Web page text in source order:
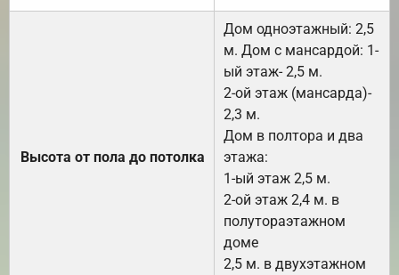
Высота от пола до потолка
Дом одноэтажный: 2,5
м. Дом с мансардой: 1-
ый этаж- 2,5 м.
2-ой этаж (мансарда)-
2,3 м.
Дом в полтора и два
этажа:
1-ый этаж 2,5 м.
2-ой этаж 2,4 м. в
полутораэтажном
доме
2,5 м. в двухэтажном